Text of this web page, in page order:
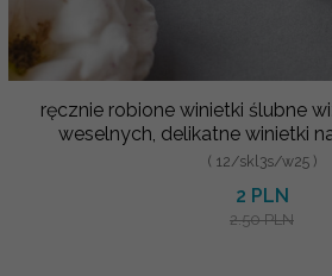
ręcznie robione winietki ślubne
weselnych, delikatne winietki
( 12/skl3s/w25 )
2 PLN
2.50 PLN